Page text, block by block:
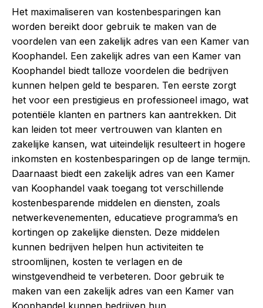
Het maximaliseren van kostenbesparingen kan
worden bereikt door gebruik te maken van de
voordelen van een zakelijk adres van een Kamer van
Koophandel. Een zakelijk adres van een Kamer van
Koophandel biedt talloze voordelen die bedrijven
kunnen helpen geld te besparen. Ten eerste zorgt
het voor een prestigieus en professioneel imago, wat
potentiële klanten en partners kan aantrekken. Dit
kan leiden tot meer vertrouwen van klanten en
zakelijke kansen, wat uiteindelijk resulteert in hogere
inkomsten en kostenbesparingen op de lange termijn.
Daarnaast biedt een zakelijk adres van een Kamer
van Koophandel vaak toegang tot verschillende
kostenbesparende middelen en diensten, zoals
netwerkevenementen, educatieve programma’s en
kortingen op zakelijke diensten. Deze middelen
kunnen bedrijven helpen hun activiteiten te
stroomlijnen, kosten te verlagen en de
winstgevendheid te verbeteren. Door gebruik te
maken van een zakelijk adres van een Kamer van